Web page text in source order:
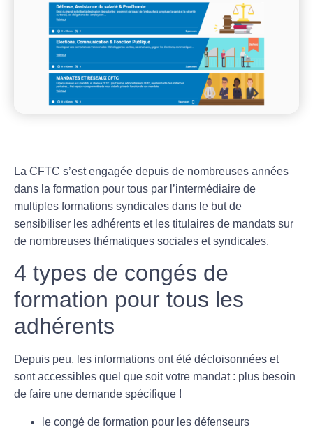
La CFTC s’est engagée depuis de nombreuses années
dans la formation pour tous par l’intermédiaire de
multiples formations syndicales dans le but de
sensibiliser les adhérents et les titulaires de mandats sur
de nombreuses thématiques sociales et syndicales.
4 types de congés de
formation pour tous les
adhérents
Depuis peu, les informations ont été décloisonnées et
sont accessibles quel que soit votre mandat : plus besoin
de faire une demande spécifique !
le congé de formation pour les défenseurs